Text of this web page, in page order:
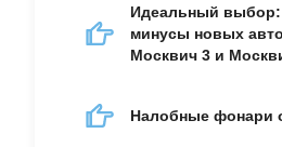
Идеальный
минусы новых
Москвич 3 и
Налобные фонари